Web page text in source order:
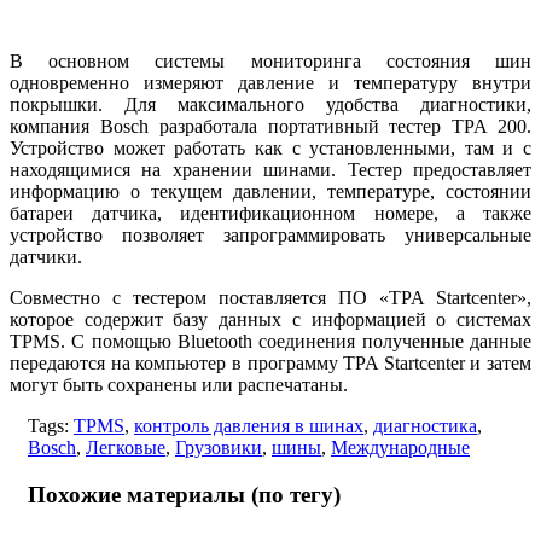
В основном системы мониторинга состояния шин
одновременно измеряют давление и температуру внутри
покрышки. Для максимального удобства диагностики,
компания Bosch разработала портативный тестер TPA 200.
Устройство может работать как с установленными, там и с
находящимися на хранении шинами. Тестер предоставляет
информацию о текущем давлении, температуре, состоянии
батареи датчика, идентификационном номере, а также
устройство позволяет запрограммировать универсальные
датчики.
Совместно с тестером поставляется ПО «TPA Startcenter»,
которое содержит базу данных с информацией о системах
TPMS. С помощью Bluetooth соединения полученные данные
передаются на компьютер в программу TPA Startcenter и затем
могут быть сохранены или распечатаны.
Tags: TPMS, контроль давления в шинах, диагностика,
Bosch, Легковые, Грузовики, шины, Международные
Похожие материалы (по тегу)